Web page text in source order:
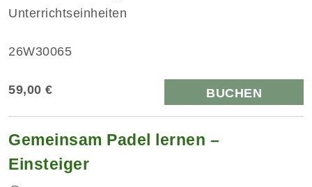
Unterrichtseinheiten
26W30065
59,00 € BUCHEN
Gemeinsam Padel lernen –
Einsteiger